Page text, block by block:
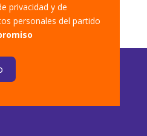
privacidad y de
personales del partido